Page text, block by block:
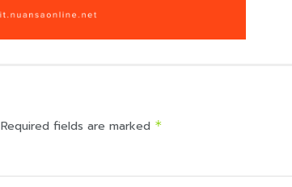
Required fields are marked *